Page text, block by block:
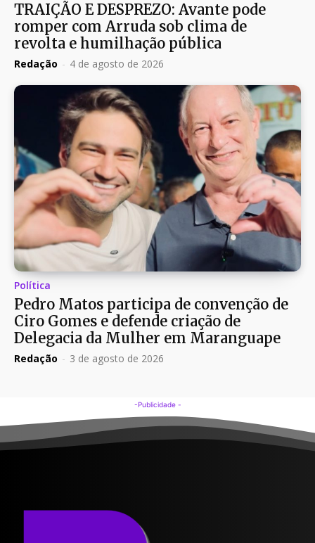
TRAIÇÃO E DESPREZO: Avante pode
romper com Arruda sob clima de
revolta e humilhação pública
Redação - 4 de agosto de 2026
Política
Pedro Matos participa de convenção de
Ciro Gomes e defende criação de
Delegacia da Mulher em Maranguape
Redação - 3 de agosto de 2026
-Publicidade -